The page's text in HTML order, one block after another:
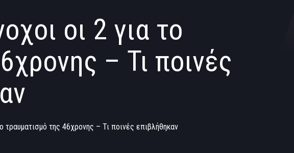
οι 2 για το
– Τι ποινές
τραυματισμό της 46χρονης – Τι ποινές επιβλήθηκαν